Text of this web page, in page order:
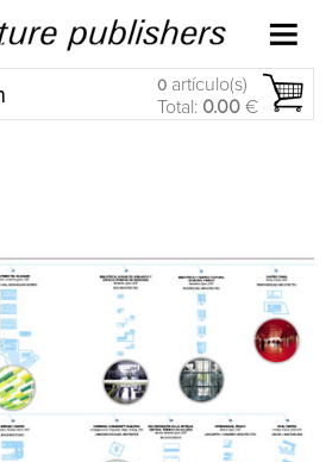
0 artículo(s)
Total: 0.00 €